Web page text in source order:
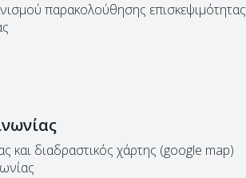
παρακολούθησης επισκεψιμότητας
και διαδραστικός χάρτης (google map)